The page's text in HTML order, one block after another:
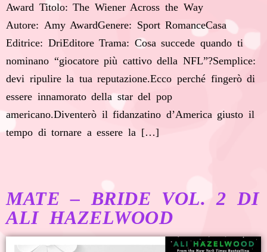
Award Titolo: The Wiener Across the Way
Autore: Amy AwardGenere: Sport RomanceCasa
Editrice: DriEditore Trama: Cosa succede quando ti
nominano “giocatore più cattivo della NFL”?Semplice:
devi ripulire la tua reputazione.Ecco perché fingerò di
essere innamorato della star del pop
americano.Diventerò il fidanzatino d’America giusto il
tempo di tornare a essere la […]
MATE – BRIDE VOL. 2 DI
ALI HAZELWOOD